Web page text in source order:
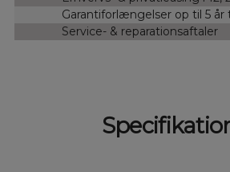
Garantiforlængelser op til 5
Service- & reparationsaftaler